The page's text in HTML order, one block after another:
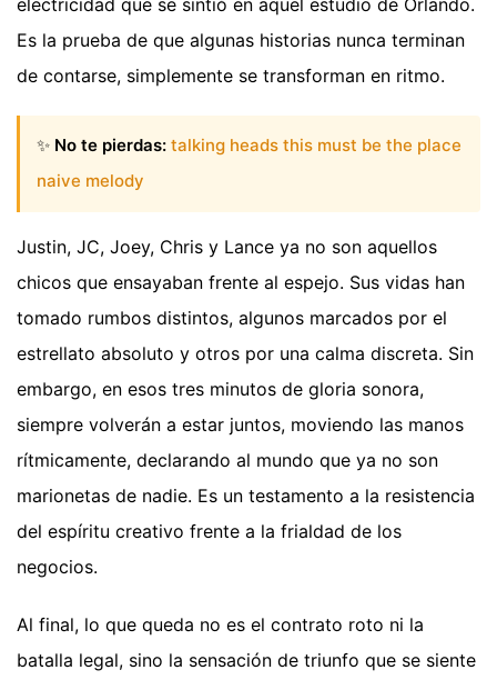
electricidad que se sintió en aquel estudio de Orlando.
Es la prueba de que algunas historias nunca terminan
de contarse, simplemente se transforman en ritmo.
✨ No te pierdas: talking heads this must be the place
naive melody
Justin, JC, Joey, Chris y Lance ya no son aquellos
chicos que ensayaban frente al espejo. Sus vidas han
tomado rumbos distintos, algunos marcados por el
estrellato absoluto y otros por una calma discreta. Sin
embargo, en esos tres minutos de gloria sonora,
siempre volverán a estar juntos, moviendo las manos
rítmicamente, declarando al mundo que ya no son
marionetas de nadie. Es un testamento a la resistencia
del espíritu creativo frente a la frialdad de los
negocios.
Al final, lo que queda no es el contrato roto ni la
batalla legal, sino la sensación de triunfo que se siente